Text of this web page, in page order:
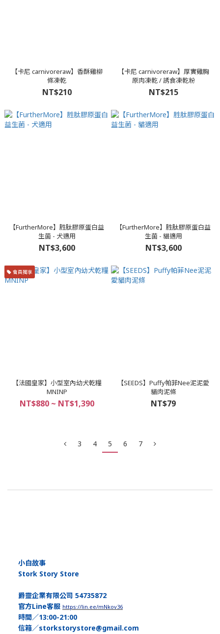
【卡尼 carnivoreraw】香酥雞柳
條凍乾
NT$210
【卡尼 carnivoreraw】厚實雞胸
原肉凍乾 / 誘食凍乾粉
NT$215
【FurtherMore】胜肽膠原蛋白益
生菌 - 犬適用
NT$3,600
【FurtherMore】胜肽膠原蛋白益
生菌 - 貓適用
NT$3,600
會員獨享
【法國皇家】小型室內幼犬乾糧
MNINP
NT$880 ~ NT$1,390
【SEEDS】Puffy帕菲Nee泥泥愛
貓肉泥條
NT$79
3 4 5 6 7
小白故事
Stork Story Store
爵靈企業有限公司 54735872
官方Line客服 https://lin.ee/mNkov36
時間／13:00-21:00
信箱／storkstorystore@gmail.com